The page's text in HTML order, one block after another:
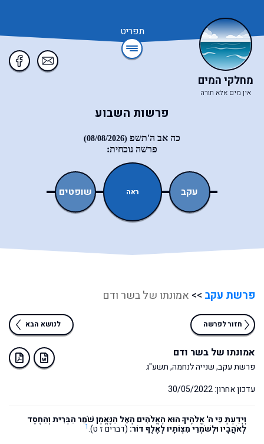
תפריט
מחלקי המים
אין מים אלא תורה
פרשות השבוע
כה אב ה'תשפ (08/08/2026)
פרשה נוכחית:
שופטים ראה עקב
פרשת עקב >> אמונתו של בשר ודם
חזור לפרשה לנושא הבא
אמונתו של בשר ודם
פרשת עקב, שנייה לנחמה, תשע"ג
עדכון אחרון: 30/05/2022
וְיָדַעְתָּ כִּי ה' אֱלֹהֶיךָ הוּא הָאֱלֹהִים הָאֵל הַנֶּאֱמָן שֹׁמֵר הַבְּרִית וְהַחֶסֶד
לְאֹהֲבָיו וּלְשֹׁמְרֵי מִצְוֹתָיו לְאֶלֶף דּוֹר: (דברים ז ט).1